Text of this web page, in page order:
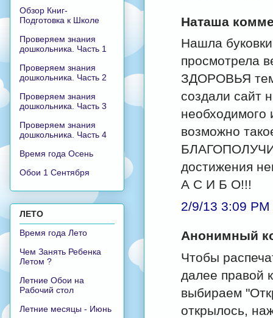
Наташа
Нашла
просмотрела
ЗДОРОВЬЯ тем
создали сайт
необходимого
возможно
достижения
А С И Б О!!!
2/9/13 3:09 PM
Анонимный
Чтобы
далее правой
выбираем
открылось,
Обзор Книг-
Подготовка к Школе
Проверяем знания
дошкольника. Часть 1
Проверяем знания
дошкольника. Часть 2
Проверяем знания
дошкольника. Часть 3
Проверяем знания
дошкольника. Часть 4
Время года Осень
Обои 1 Сентября
ЛЕТО
Время года Лето
Чем Занять Ребенка
Летом ?
Летние Обои на
Рабочий стол
Летние месяцы - Июнь